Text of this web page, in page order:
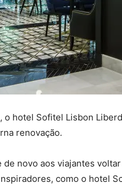
o hotel Sofitel Lisbon
renovação.
novo aos viajantes
como o hotel